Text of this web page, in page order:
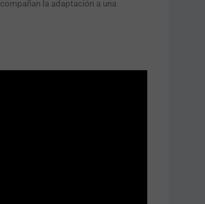
la adaptación a una